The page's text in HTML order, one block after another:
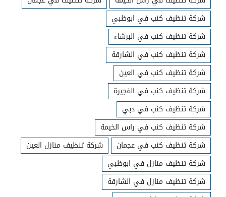
شركة تنظيف كنب في ابوظبي
شركة تنظيف كنب في البرشاء
شركة تنظيف كنب في الشارقة
شركة تنظيف كنب في العين
شركة تنظيف كنب في الفجيرة
شركة تنظيف كنب في دبي
شركة تنظيف كنب في راس الخيمة
شركة تنظيف كنب في عجمان
شركة تنظيف منازل العين
شركة تنظيف منازل في ابوظبي
شركة تنظيف منازل في الشارقة